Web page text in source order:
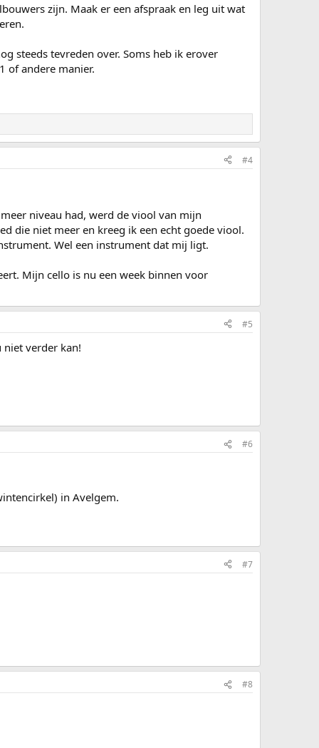
zijn. Maak er een afspraak en leg uit wat
steeds tevreden over. Soms heb ik erover
of andere manier.
#4
niveau had, werd de viool van mijn
die niet meer en kreeg ik een echt goede viool.
Wel een instrument dat mij ligt.
Mijn cello is nu een week binnen voor
#5
niet verder kan!
#6
in Avelgem.
#7
#8